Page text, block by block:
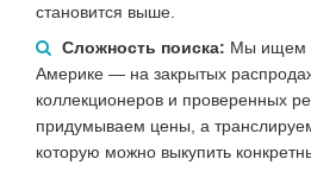
становится выше.
Сложность поиска: Мы ищем
Америке — на закрытых
коллекционеров и проверенных
придумываем цены, а
которую можно выкупить